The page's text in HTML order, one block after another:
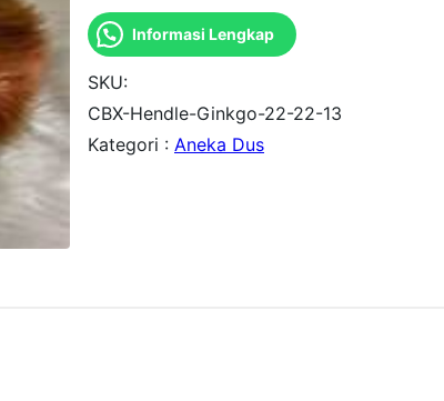
a
n
t
i
t
Informasi Lengkap
SKU:
CBX-Hendle-Ginkgo-22-22-13
Kategori : Aneka Dus